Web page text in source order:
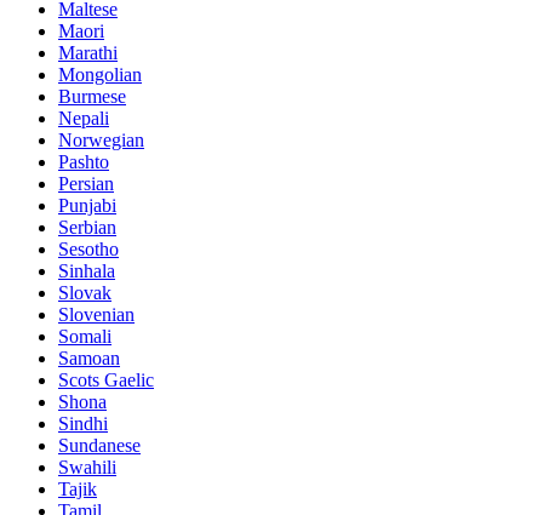
Maltese
Maori
Marathi
Mongolian
Burmese
Nepali
Norwegian
Pashto
Persian
Punjabi
Serbian
Sesotho
Sinhala
Slovak
Slovenian
Somali
Samoan
Scots Gaelic
Shona
Sindhi
Sundanese
Swahili
Tajik